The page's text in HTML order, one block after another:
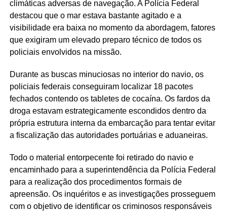
climáticas adversas de navegação. A Polícia Federal
destacou que o mar estava bastante agitado e a
visibilidade era baixa no momento da abordagem, fatores
que exigiram um elevado preparo técnico de todos os
policiais envolvidos na missão.
Durante as buscas minuciosas no interior do navio, os
policiais federais conseguiram localizar 18 pacotes
fechados contendo os tabletes de cocaína. Os fardos da
droga estavam estrategicamente escondidos dentro da
própria estrutura interna da embarcação para tentar evitar
a fiscalização das autoridades portuárias e aduaneiras.
Todo o material entorpecente foi retirado do navio e
encaminhado para a superintendência da Polícia Federal
para a realização dos procedimentos formais de
apreensão. Os inquéritos e as investigações prosseguem
com o objetivo de identificar os criminosos responsáveis